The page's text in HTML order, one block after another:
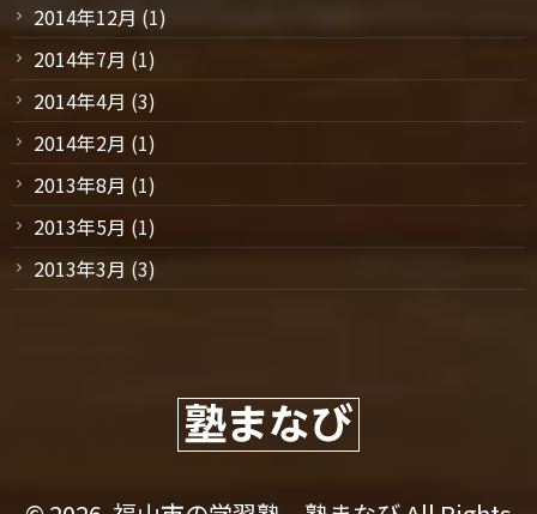
2014年12月 (1)
2014年7月 (1)
2014年4月 (3)
2014年2月 (1)
2013年8月 (1)
2013年5月 (1)
2013年3月 (3)